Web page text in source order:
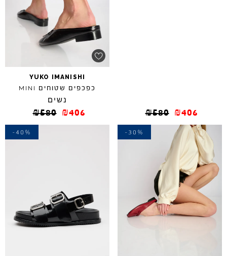
₪580 ₪406
YUKO IMANISHI
כפכפים שטוחים MINI
נשים
₪580 ₪406
-30%
-40%